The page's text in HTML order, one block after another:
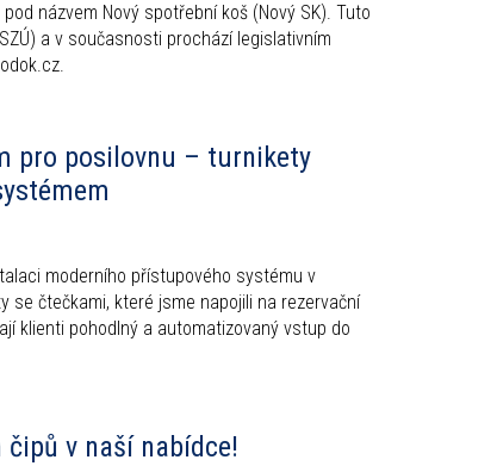
názvem Nový spotřební koš (Nový SK). Tuto
a v současnosti prochází legislativním
pro posilovnu – turnikety
moderního přístupového systému v
se čtečkami, které jsme napojili na rezervační
klienti pohodlný a automatizovaný vstup do
v naší nabídce!